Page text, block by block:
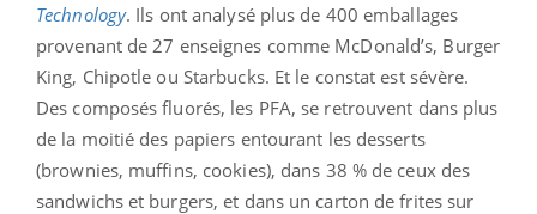
Technology. Ils ont analysé plus de 400 emballages
provenant de 27 enseignes comme McDonald’s, Burger
King, Chipotle ou Starbucks. Et le constat est sévère.
Des composés fluorés, les PFA, se retrouvent dans plus
de la moitié des papiers entourant les desserts
(brownies, muffins, cookies), dans 38 % de ceux des
sandwichs et burgers, et dans un carton de frites sur